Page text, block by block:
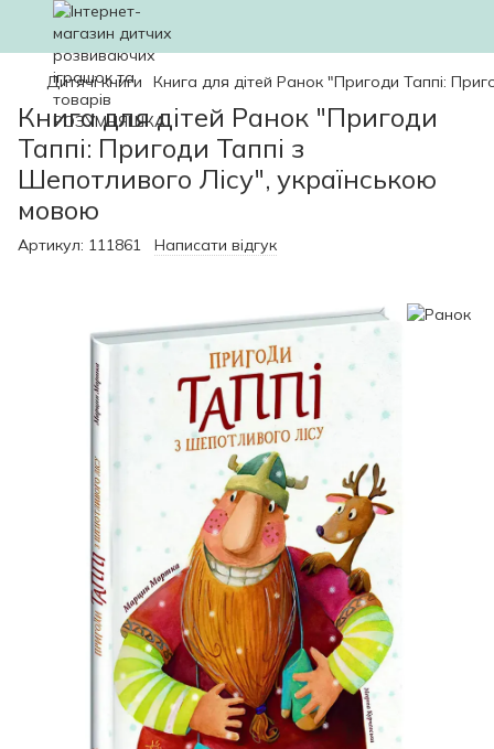
Дитячі книги Книга для дітей Ранок "Пригоди Таппі:
Книга для дітей Ранок "Пригоди
Таппі: Пригоди Таппі з
Шепотливого Лісу", українською
мовою
Артикул: 111861 Написати відгук